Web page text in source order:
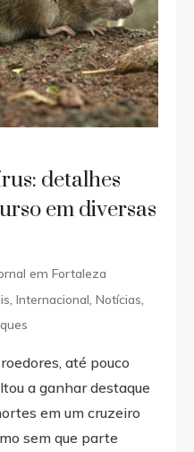
detalhes
em diversas
em Fortaleza
,Internacional ,Notícias
até pouco
a ganhar destaque
em um cruzeiro
sem que parte